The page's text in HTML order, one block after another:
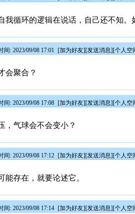
我循环的逻辑在说话，自己还不知
间: 2023/09/08 17:01 [加为好友][发送消息][个人空
会聚合？
间: 2023/09/08 17:08 [加为好友][发送消息][个人空
，气球会不会变小？
间: 2023/09/08 17:12 [加为好友][发送消息][个人空
能存在，就要论述它。
间: 2023/09/08 17:14 [加为好友][发送消息][个人空